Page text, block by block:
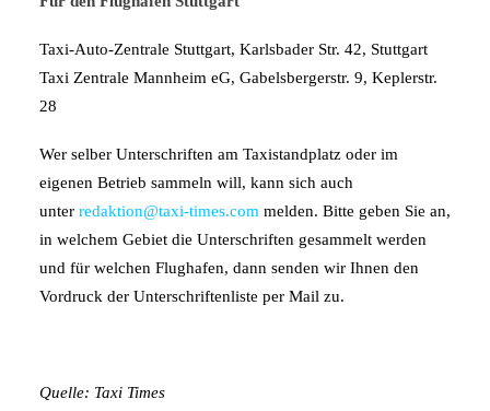
Taxi-Auto-Zentrale Stuttgart, Karlsbader Str. 42, Stuttgart
Taxi Zentrale Mannheim eG, Gabelsbergerstr. 9, Keplerstr.
28
Wer selber Unterschriften am Taxistandplatz oder im
eigenen Betrieb sammeln will, kann sich auch
unter redaktion@taxi-times.com melden. Bitte geben Sie an,
in welchem Gebiet die Unterschriften gesammelt werden
und für welchen Flughafen, dann senden wir Ihnen den
Vordruck der Unterschriftenliste per Mail zu.
Quelle: Taxi Times